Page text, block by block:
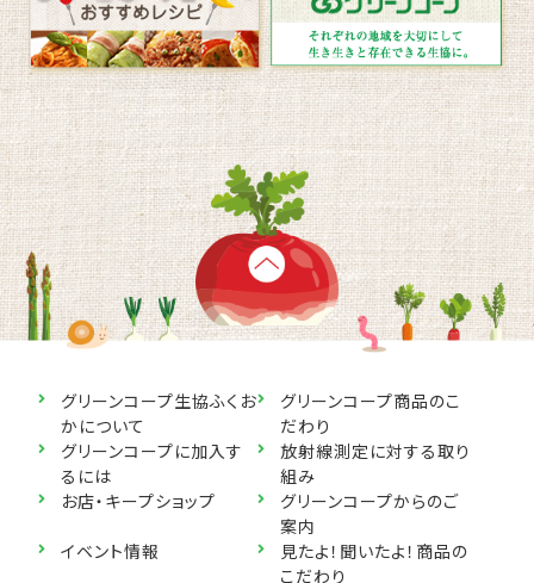
グリーンコープ生協ふくお
かについて
グリーンコープ商品のこ
だわり
グリーンコープに加入す
るには
放射線測定に対する取り
組み
お店・キープショップ
グリーンコープからのご
案内
イベント情報
見たよ！聞いたよ！商品の
こだわり